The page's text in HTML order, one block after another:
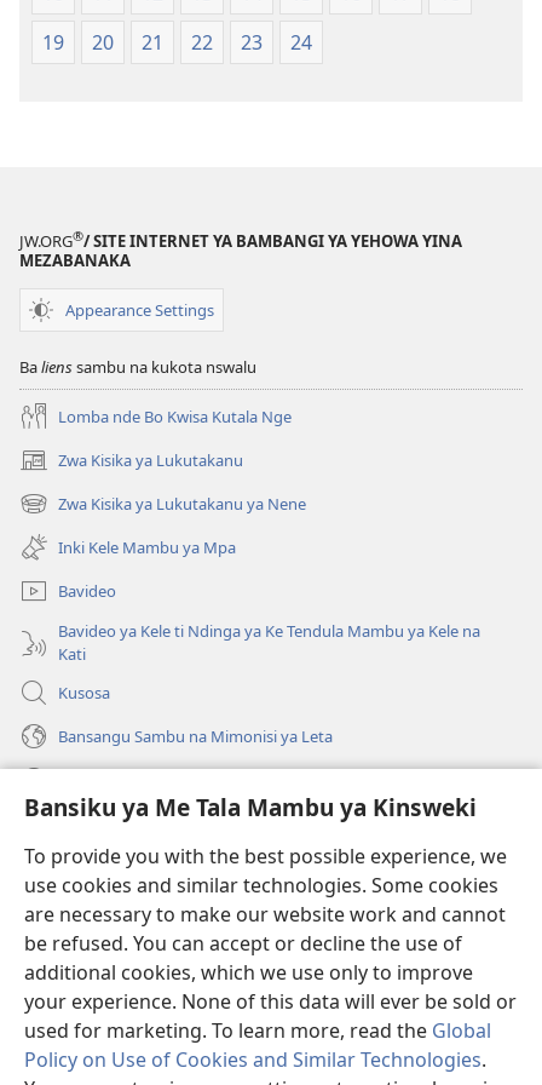
Bansiku ya Me Tala Mambu ya Kinsweki
To provide you with the best possible experience, we
use cookies and similar technologies. Some cookies
are necessary to make our website work and cannot
be refused. You can accept or decline the use of
additional cookies, which we use only to improve
your experience. None of this data will ever be sold or
used for marketing. To learn more, read the Global
Policy on Use of Cookies and Similar Technologies.
19
20 21 22 23 24
JW.ORG®/ SITE INTERNET YA BAMBANGI YA YEHOWA YINA
MEZABANAKA
Appearance Settings
Balienssambu na kukota nswalu
Lomba nde Bo Kwisa Kutala Nge
Zwa Kisika ya Lukutakanu
(ke
kangula
lutiti
ya
mpa)
Zwa Kisika ya Lukutakanu ya Nene
(ke
kangula
lutiti
ya
mpa)
Inki Kele Mambu ya Mpa
Bavideo
Bavideo ya Kele ti Ndinga ya Ke Tendula Mambu ya Kele na
Kati
Kusosa
Bansangu Sambu na Mimonisi ya Leta
(ke
kangula
lutiti
ya
mpa)
Watchtower BIBLIOTEKE NA INTERNET
(ke
kangula
lutiti
mpa)
JW Hub ®
(ke
kangula
lutiti
ya
mpa)